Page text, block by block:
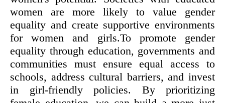
women are more likely to value gender
equality and create supportive environments
for women and girls.To promote gender
equality through education, governments and
communities must ensure equal access to
schools, address cultural barriers, and invest
in girl-friendly policies. By prioritizing